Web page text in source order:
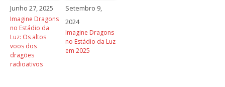
Junho 27, 2025
Imagine Dragons
no Estádio da
Luz: Os altos
voos dos
dragões
radioativos
Setembro 9,
2024
Imagine Dragons
no Estádio da Luz
em 2025